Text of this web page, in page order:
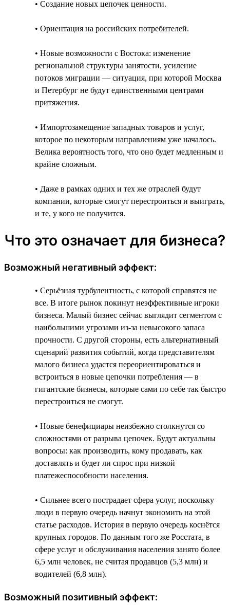
• Создание новых цепочек ценности.
• Ориентация на российских потребителей.
• Новые возможности с Востока: изменение
региональной структуры занятости, усиление
потоков миграции — ситуация, при которой Москва
и Петербург не будут единственными центрами
притяжения.
• Импортозамещение западных товаров и услуг,
которое по некоторым направлениям уже началось.
Велика вероятность того, что оно будет медленным и
крайне сложным.
• Даже в рамках одних и тех же отраслей будут
компании, которые смогут перестроиться и выиграть,
и те, у кого не получится.
Что это означает для бизнеса?
Возможный негативный эффект:
• Серьёзная турбулентность, с которой справятся не
все. В итоге рынок покинут неэффективные игроки
бизнеса. Малый бизнес сейчас выглядит сегментом с
наибольшими угрозами из-за невысокого запаса
прочности. С другой стороны, есть альтернативный
сценарий развития событий, когда представителям
малого бизнеса удастся переориентироваться и
встроиться в новые цепочки потребления — в
гигантские бизнесы, которые сами по себе так быстро
перестроиться не смогут.
• Новые бенефициары неизбежно столкнутся со
сложностями от разрыва цепочек. Будут актуальны
вопросы: как производить, кому продавать, как
доставлять и будет ли спрос при низкой
платежеспособности населения.
• Сильнее всего пострадает сфера услуг, поскольку
люди в первую очередь начнут экономить на этой
статье расходов. История в первую очередь коснётся
крупных городов. По данным того же Росстата, в
сфере услуг и обслуживания населения занято более
6,5 млн человек, не считая продавцов (5,3 млн) и
водителей (6,8 млн).
Возможный позитивный эффект: